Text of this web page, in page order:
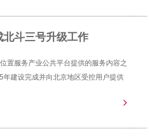
斗三号升级工作
置服务产业公共平台提供的服务内容之
建设完成并向北京地区受控用户提供